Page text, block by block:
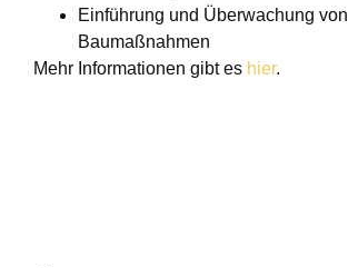
Einführung und Überwachung von
Baumaßnahmen
Mehr Informationen gibt es hier.